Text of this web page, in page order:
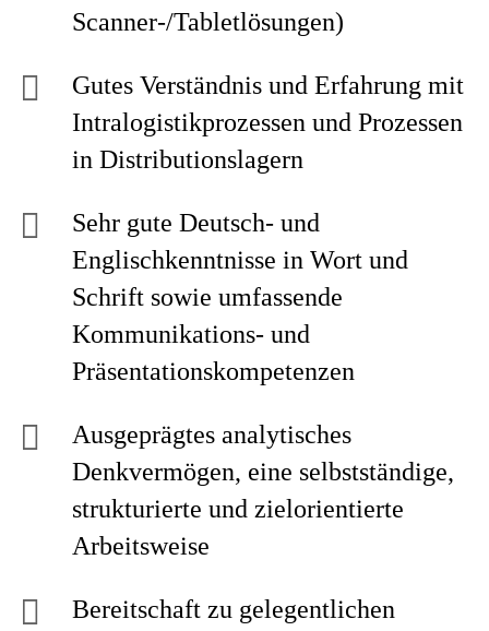
Scanner-/Tabletlösungen)
Gutes Verständnis und Erfahrung mit
Intralogistikprozessen und Prozessen
in Distributionslagern
Sehr gute Deutsch- und
Englischkenntnisse in Wort und
Schrift sowie umfassende
Kommunikations- und
Präsentationskompetenzen
Ausgeprägtes analytisches
Denkvermögen, eine selbstständige,
strukturierte und zielorientierte
Arbeitsweise
Bereitschaft zu gelegentlichen